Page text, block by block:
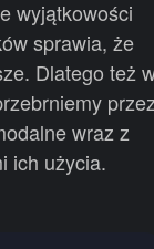
wyjątkowości
sprawia, że
Dlatego też
wraz z
ich użycia.